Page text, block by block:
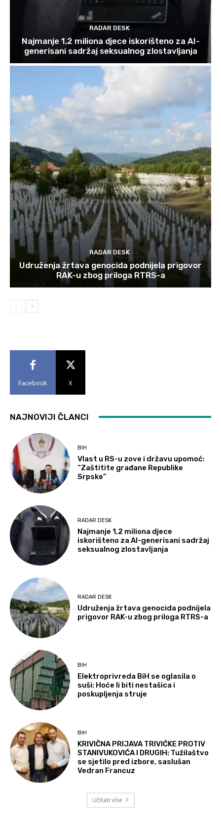
RADAR DESK
Najmanje 1,2 miliona djece iskorišteno za AI-
generisani sadržaj seksualnog zlostavljanja
RADAR DESK
Udruženja žrtava genocida podnijela prigovor
RAK-u zbog priloga RTRS-a
Facebook X
NAJNOVIJI ČLANCI
BIH
Vlast u RS-u zove i državu upomoć:
“Zaštitite građane Republike
Srpske”
RADAR DESK
Najmanje 1,2 miliona djece
iskorišteno za AI-generisani sadržaj
seksualnog zlostavljanja
RADAR DESK
Udruženja žrtava genocida podnijela
prigovor RAK-u zbog priloga RTRS-a
BIH
Elektroprivreda BiH se oglasila o
suši: Hoće li biti nestašica i
poskupljenja struje
BIH
KRIVIČNA PRIJAVA TRIVIĆKE PROTIV
STANIVUKOVIĆA I DRUGIH: Tužilaštvo
se sjetilo pred izbore, saslušan
Vedran Francuz
Učitati više